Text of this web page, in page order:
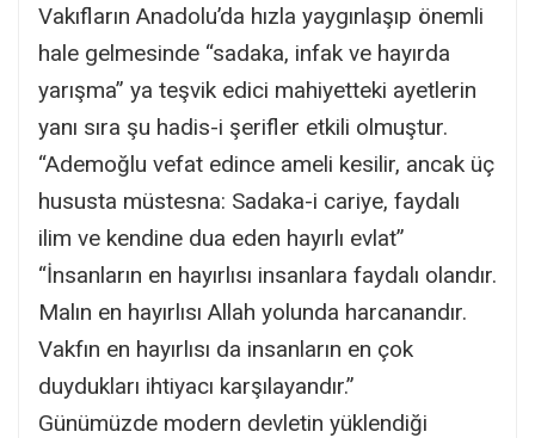
Vakıfların Anadolu’da hızla yaygınlaşıp önemli
hale gelmesinde “sadaka, infak ve hayırda
yarışma” ya teşvik edici mahiyetteki ayetlerin
yanı sıra şu hadis-i şerifler etkili olmuştur.
“Ademoğlu vefat edince ameli kesilir, ancak üç
hususta müstesna: Sadaka-i cariye, faydalı
ilim ve kendine dua eden hayırlı evlat”
“İnsanların en hayırlısı insanlara faydalı olandır.
Malın en hayırlısı Allah yolunda harcanandır.
Vakfın en hayırlısı da insanların en çok
duydukları ihtiyacı karşılayandır.”
Günümüzde modern devletin yüklendiği